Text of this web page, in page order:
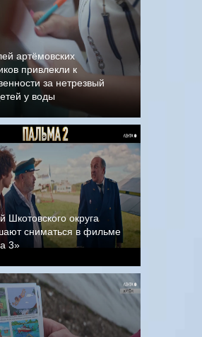
артёмовских
привлекли к
за нетрезвый
у воды
Шкотовского округа
сниматься в фильме
3»